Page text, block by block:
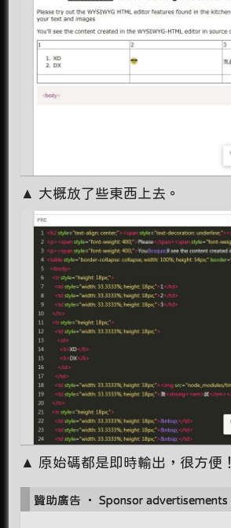
▲ 大概放了些東西上去。
▲ 原始碼都是即時輸出，很方便！
贊助廣告 ‧ Sponsor advertisements